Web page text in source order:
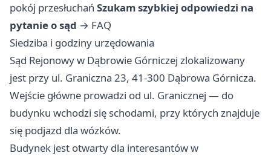
pokój przesłuchań Szukam szybkiej odpowiedzi na
pytanie o sąd → FAQ
Siedziba i godziny urzędowania
Sąd Rejonowy w Dąbrowie Górniczej zlokalizowany
jest przy ul. Graniczna 23, 41-300 Dąbrowa Górnicza.
Wejście główne prowadzi od ul. Granicznej — do
budynku wchodzi się schodami, przy których znajduje
się podjazd dla wózków.
Budynek jest otwarty dla interesantów w